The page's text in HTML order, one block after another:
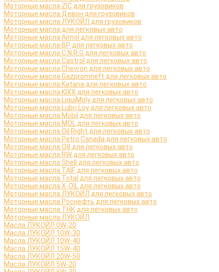
Моторные масла ZIC для грузовиков
Моторные масла Девон для грузовиков
Моторные масла ЛУКОЙЛ для грузовиков
Моторные масла для легковых авто
Моторные масла Aimol для легковых авто
Моторные масла BP для легковых авто
Моторные масла C.N.R.G для легковых авто
Моторные масла Castrol для легковых авто
Моторные масла Chevron для легковых авто
Моторные масла Gazpromneft для легковых авто
Моторные масла Katana для легковых авто
Моторные масла KIXX для легковых авто
Моторные масла LiquiMoly для легковых авто
Моторные масла Lubri Loy для легковых авто
Моторные масла Mobil для легковых авто
Моторные масла MOL для легковых авто
Моторные масла Oil Right для легковых авто
Моторные масла Petro Canada для легковых авто
Моторные масла Q8 для легковых авто
Моторные масла RW для легковых авто
Моторные масла Shell для легковых авто
Моторные масла TAIF для легковых авто
Моторные масла Total для легковых авто
Моторные масла X-OIL для легковых авто
Моторные масла ЛУКОЙЛ для легковых авто
Моторные масла Роснефть для легковых авто
Моторные масла ТНК для легковых авто
Моторные масла ЛУКОЙЛ
Масла ЛУКОЙЛ 0W-20
Масла ЛУКОЙЛ 10W-30
Масла ЛУКОЙЛ 10W-40
Масла ЛУКОЙЛ 15W-40
Масла ЛУКОЙЛ 20W-50
Масла ЛУКОЙЛ 5W-20